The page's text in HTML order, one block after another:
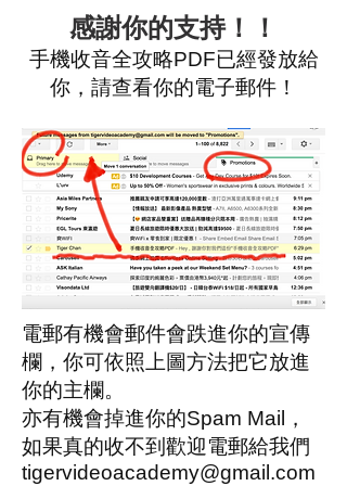
感謝你的支持！！
手機收音全攻略PDF已經發放給
你，請查看你的電子郵件！
電郵有機會郵件會跌進你的宣傳
欄，你可依照上圖方法把它放進
你的主欄。
亦有機會掉進你的Spam Mail，
如果真的收不到歡迎電郵給我們
tigervideoacademy@gmail.com